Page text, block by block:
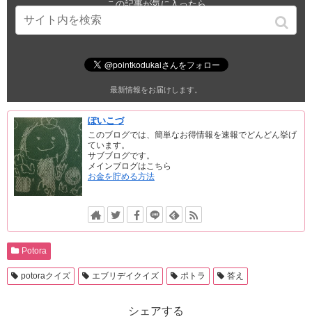
この記事が気に入ったら
最新情報をお届けします。
ぽいこづ
このブログでは、簡単なお得情報を速報でどんどん挙げ
ています。
サブブログです。
メインブログはこちら
お金を貯める方法
Potora
potoraクイズ エブリデイクイズ ポトラ 答え
シェアする